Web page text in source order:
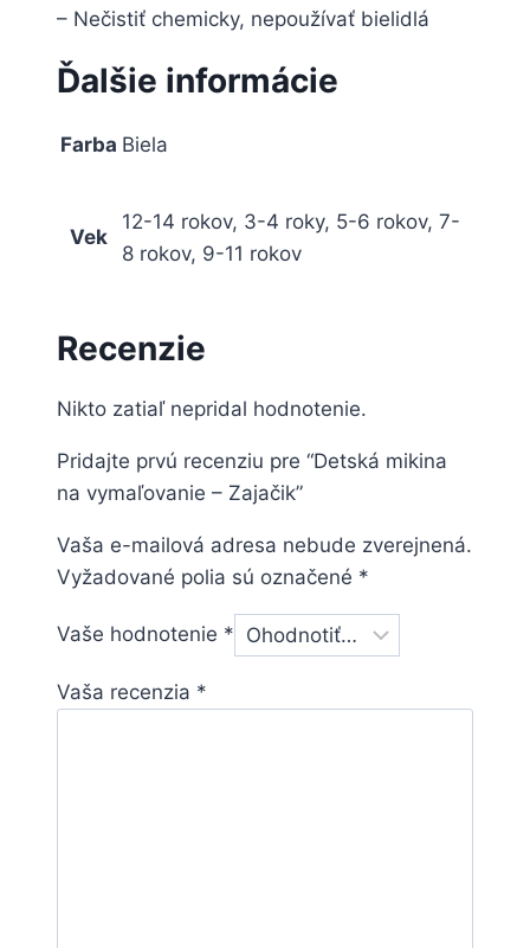
– Nečistiť chemicky, nepoužívať bielidlá
Ďalšie informácie
Farba Biela
Vek
12-14 rokov, 3-4 roky, 5-6 rokov, 7-
8 rokov, 9-11 rokov
Recenzie
Nikto zatiaľ nepridal hodnotenie.
Pridajte prvú recenziu pre “Detská mikina
na vymaľovanie – Zajačik”
Vaša e-mailová adresa nebude zverejnená.
Vyžadované polia sú označené *
Vaše hodnotenie *
Vaša recenzia *